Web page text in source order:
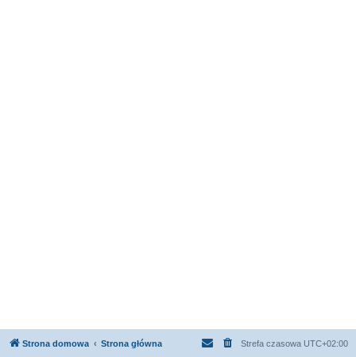
Strona domowa Strona główna Strefa czasowa UTC+02:00